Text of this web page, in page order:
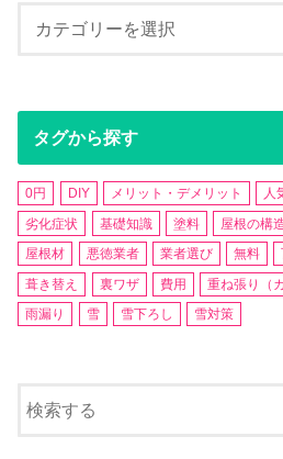
タグから探す
0円 DIY メリット・デメリット 人
劣化症状
基礎知識 塗料 屋根の構
屋根材
悪徳業者 業者選び 無料
葺き替え
裏ワザ 費用 重ね張り（
雨漏り
雪 雪下ろし 雪対策